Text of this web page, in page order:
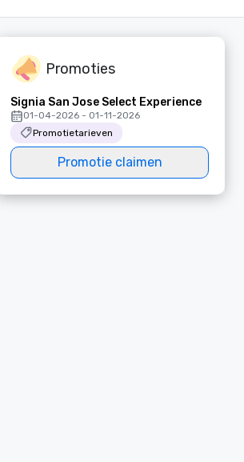
Promoties
Signia San Jose Select Experience
01-04-2026 - 01-11-2026
Promotietarieven
Promotie claimen